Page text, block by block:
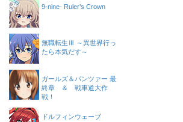
9-nine- Ruler’s Crown
無職転生Ⅲ ～異世界行っ
たら本気だす～
ガールズ＆パンツァー 最
終章 ＆ 戦車道大作
戦！
ドルフィンウェーブ